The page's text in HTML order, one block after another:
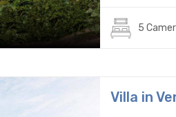
5
Villa in